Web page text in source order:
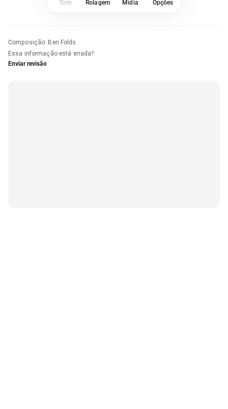
Tom Rolagem Mídia Opções
Composição: Ben Folds
Essa informação está errada?
Enviar revisão